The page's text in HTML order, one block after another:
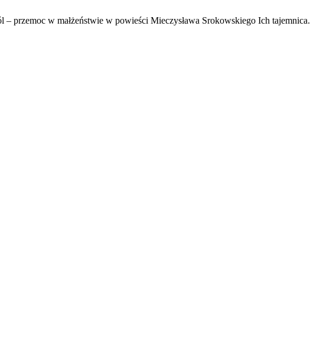
przemoc w małżeństwie w powieści Mieczysława Srokowskiego Ich tajemnica.